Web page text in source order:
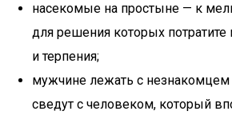
насекомые на простыне — к
для решения которых
и терпения;
мужчине лежать с незнакомцем
сведут с человеком, который